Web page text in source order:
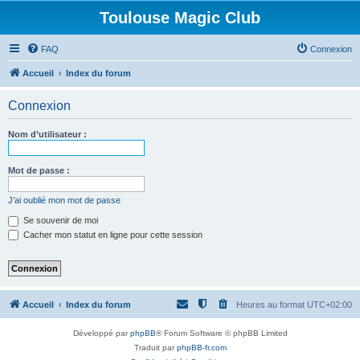
Toulouse Magic Club
FAQ Connexion
Accueil Index du forum
Connexion
Nom d’utilisateur :
Mot de passe :
J’ai oublié mon mot de passe
Se souvenir de moi
Cacher mon statut en ligne pour cette session
Accueil Index du forum Heures au format UTC+02:00
Développé parphpBB® Forum Software © phpBB Limited
Traduit parphpBB-fr.com